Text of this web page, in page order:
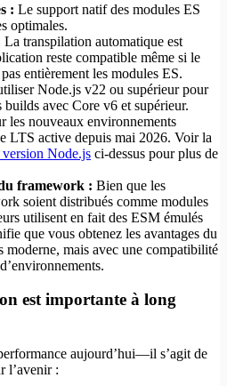
: Le support natif des modules ES
optimales.
La transpilation automatique est
reste compatible même si le
entièrement les modules ES.
Node.js v22 ou supérieur pour
builds avec Core v6 et supérieur.
les nouveaux environnements
LTS active depuis mai 2026. Voir la
Node.js ci-dessus pour plus de
framework : Bien que les
soient distribués comme modules
utilisent en fait des ESM émulés
que vous obtenez les avantages du
moderne, mais avec une compatibilité
est importante à long
aujourd’hui—il s’agit de
l’avenir :